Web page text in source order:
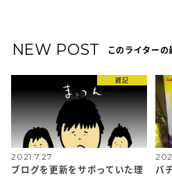
NEW POST このライターの
雑記
2021.7.27
ブログを更新をサボっていた理
パ